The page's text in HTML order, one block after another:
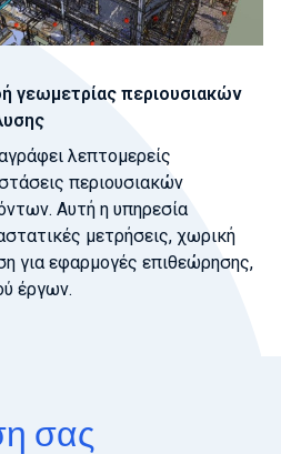
γεωμετρίας περιουσιακών
λεπτομερείς
περιουσιακών
Αυτή η υπηρεσία
μετρήσεις, χωρική
για εφαρμογές επιθεώρησης,
έργων.
σας